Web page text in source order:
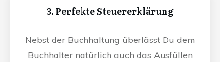
3. Perfekte Steuererklärung
Nebst der Buchhaltung überlässt Du dem
Buchhalter natürlich auch das Ausfüllen